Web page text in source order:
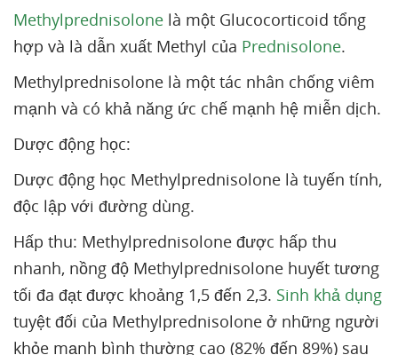
Methylprednisolone là một Glucocorticoid tổng
hợp và là dẫn xuất Methyl của Prednisolone.
Methylprednisolone là một tác nhân chống viêm
mạnh và có khả năng ức chế mạnh hệ miễn dịch.
Dược động học:
Dược động học Methylprednisolone là tuyến tính,
độc lập với đường dùng.
Hấp thu: Methylprednisolone được hấp thu
nhanh, nồng độ Methylprednisolone huyết tương
tối đa đạt được khoảng 1,5 đến 2,3. Sinh khả dụng
tuyệt đối của Methylprednisolone ở những người
khỏe mạnh bình thường cao (82% đến 89%) sau